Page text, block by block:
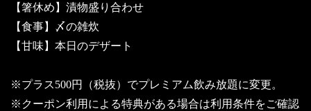
【箸休め】漬物盛り合わせ
【食事】〆の雑炊
【甘味】本日のデザート
※プラス500円（税抜）でプレミアム飲み放題に変更。
※クーポン利用による特典がある場合は利用条件をご確認